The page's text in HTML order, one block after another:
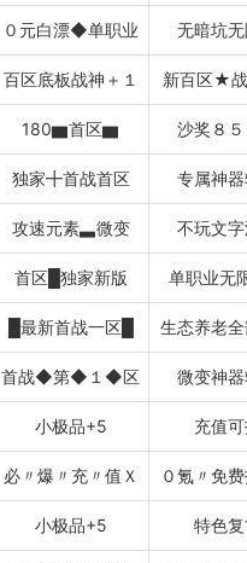
０元白漂◆单职业 无暗坑
百区底板战神＋１ 新百区★
180▆首区▆ 沙奖８
独家╋首战首区 专属神
攻速元素▃微变 不玩文
首区█独家新版 单职业无
█最新首战一区█ 生态养老
首战◆第◆１◆区 微变神
小极品+5 充值
必〃爆〃充〃值Ｘ ０氪〃免
小极品+5 特色